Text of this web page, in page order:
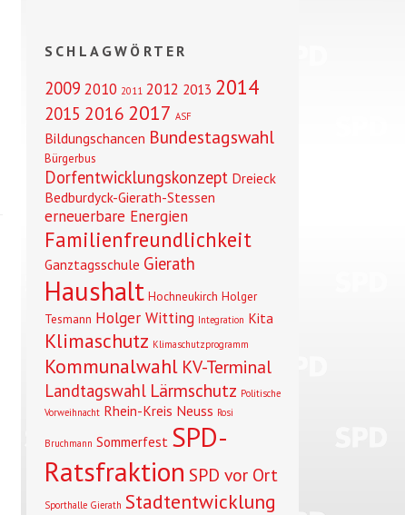
SCHLAGWÖRTER
2009 2010 2011 2012 2013 2014
2015 2016 2017 ASF
Bildungschancen Bundestagswahl
Bürgerbus
Dorfentwicklungskonzept Dreieck
Bedburdyck-Gierath-Stessen
erneuerbare Energien
Familienfreundlichkeit
Ganztagsschule Gierath
Haushalt Hochneukirch Holger
Tesmann Holger Witting Integration Kita
Klimaschutz Klimaschutzprogramm
Kommunalwahl KV-Terminal
Landtagswahl Lärmschutz Politische
Vorweihnacht Rhein-Kreis Neuss Rosi
Bruchmann Sommerfest SPD-
Ratsfraktion SPD vor Ort
Sporthalle Gierath Stadtentwicklung